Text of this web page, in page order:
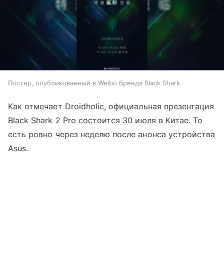
Постер, опубликованный в Weibo бренда Black Shark
Как отмечает Droidholic, официальная презентация
Black Shark 2 Pro состоится 30 июля в Китае. То
есть ровно через неделю после анонса устройства
Asus.